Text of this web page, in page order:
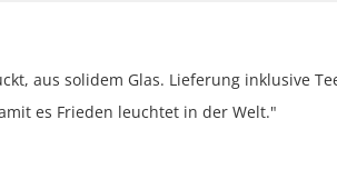
aus solidem Glas. Lieferung inklusive
es Frieden leuchtet in der Welt."